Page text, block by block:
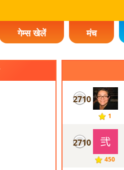
गेम्स खेलें मंच
2710
1
2710
450